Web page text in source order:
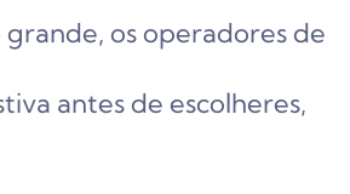
os operadores de
antes de escolheres,